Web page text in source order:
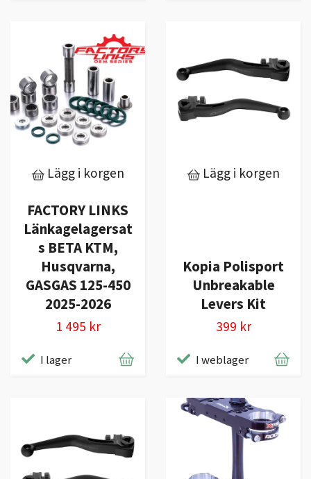
Lägg i korgen
FACTORY LINKS
Länkagelagersat
s BETA KTM,
Husqvarna,
GASGAS 125-450
2025-2026
1 495 kr
I lager
Lägg i korgen
Kopia Polisport
Unbreakable
Levers Kit
399 kr
I weblager